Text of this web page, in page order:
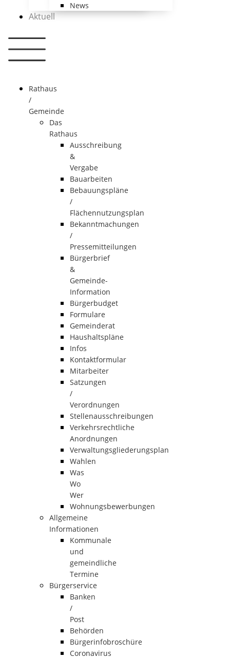
News
Aktuell
Rathaus
/
Gemeinde
Das
Rathaus
Ausschreibung
&
Vergabe
Bauarbeiten
Bebauungspläne
/
Flächennutzungsplan
Bekanntmachungen
/
Pressemitteilungen
Bürgerbrief
&
Gemeinde-
Information
Bürgerbudget
Formulare
Gemeinderat
Haushaltspläne
Infos
Kontaktformular
Mitarbeiter
Satzungen
/
Verordnungen
Stellenausschreibungen
Verkehrsrechtliche
Anordnungen
Verwaltungsgliederungsplan
Wahlen
Was
Wo
Wer
Wohnungsbewerbungen
Allgemeine
Informationen
Kommunale
und
gemeindliche
Termine
Bürgerservice
Banken
/
Post
Behörden
Bürgerinfobroschüre
Coronavirus